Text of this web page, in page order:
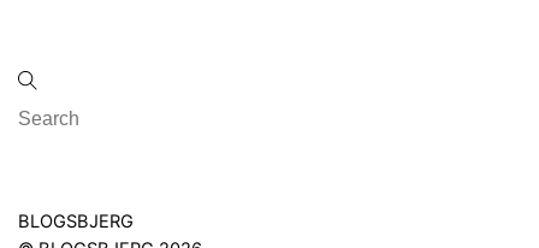
Back
BLOGSBJERG